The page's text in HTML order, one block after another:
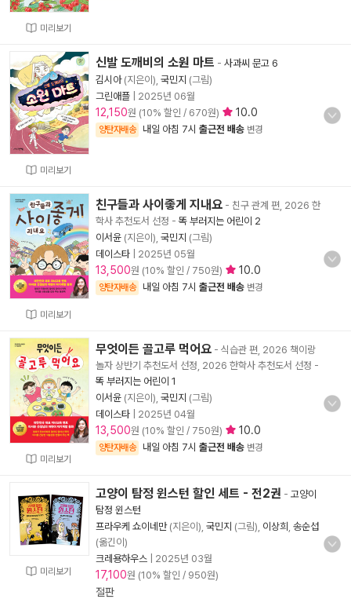
미리보기
미리보기
신발 도깨비의 소원 마트 - 사과씨 문고 6
김시아(지은이), 국민지 (그림)
그린애플
2025년 06월
12,150원 (10% 할인 / 670원) 10.0
양탄자배송 내일 아침 7시 출근전 배송 변경
미리보기
친구들과 사이좋게 지내요 - 친구 관계 편, 2026 한
학사 추천도서 선정 - 똑 부러지는 어린이 2
이서윤 (지은이), 국민지 (그림)
데이스타
2025년 05월
13,500원 (10% 할인 / 750원) 10.0
양탄자배송 내일 아침 7시 출근전 배송 변경
미리보기
무엇이든 골고루 먹어요 - 식습관 편, 2026 책이랑
놀자 상반기 추천도서 선정, 2026 한학사 추천도서 선정 -
똑 부러지는 어린이 1
이서윤 (지은이), 국민지 (그림)
데이스타
2025년 04월
13,500원 (10% 할인 / 750원) 10.0
양탄자배송 내일 아침 7시 출근전 배송 변경
미리보기
고양이 탐정 윈스턴 할인 세트 - 전2권 - 고양이
탐정 윈스턴
프라우케 쇼이네만(지은이), 국민지 (그림), 이상희 송순섭
(옮긴이)
크레용하우스
2025년 03월
17,100원 (10% 할인 / 950원)
절판